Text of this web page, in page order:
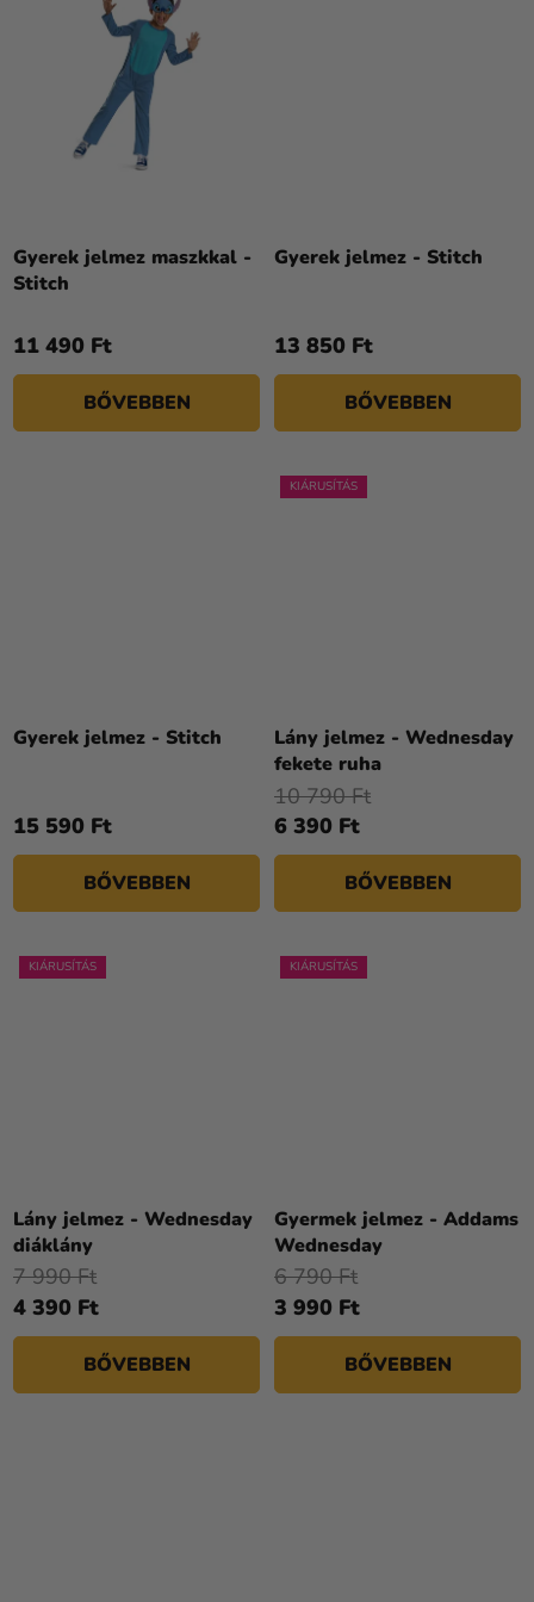
Gyerek jelmez maszkkal -
Stitch
11 490 Ft
BŐVEBBEN
Gyerek jelmez - Stitch
13 850 Ft
BŐVEBBEN
Gyerek jelmez - Stitch
15 590 Ft
BŐVEBBEN
KIÁRUSÍTÁS
Lány jelmez - Wednesday
fekete ruha
6 390 Ft
10 790 Ft
BŐVEBBEN
KIÁRUSÍTÁS
Lány jelmez - Wednesday
diáklány
4 390 Ft
7 990 Ft
BŐVEBBEN
KIÁRUSÍTÁS
Gyermek jelmez - Addams
Wednesday
3 990 Ft
6 790 Ft
BŐVEBBEN